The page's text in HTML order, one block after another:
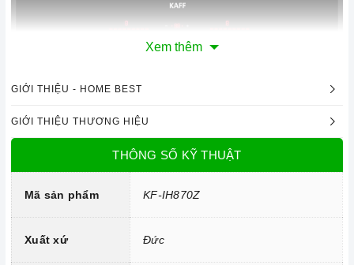
1. Đặc điểm nổi bật của sản phẩm
Thiết kế sang trọng
lắp đặt âm cùng hai vùng nấu đem đến sự tiện lợi và sang
trọng cho căn bếp của bạn.
Bếpđược trang bị mặt kính Schott Ceran siêu bền, chịu lực
và chịu nhiệt tốt, dễ vệ sinh.
Xem thêm
GIỚI THIỆU - HOME BEST
GIỚI THIỆU THƯƠNG HIỆU
THÔNG SỐ KỸ THUẬT
Mã sản phẩm KF-IH870Z
Xuất xứ Đức